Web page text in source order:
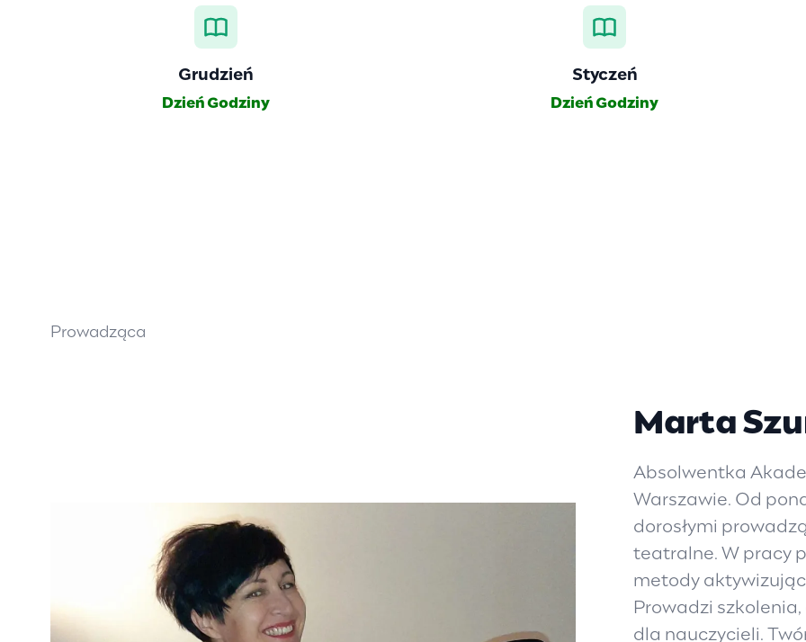
Grudzień
DzieńGodziny
Styczeń
DzieńGodziny
Prowadząca
Marta
Absolwentka
Warszawie. Od
dorosłymi
teatralne. W pracy
metody
Prowadzi
dla nauczycieli.